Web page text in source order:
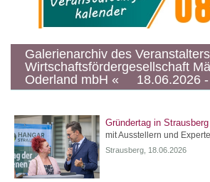
Galerienarchiv des
Wirtschaftsfördergesellschaft
Oderland mbH « 18.06.2026 -
Gründertag in Strausberg
mit Ausstellern und
Strausberg, 18.06.2026